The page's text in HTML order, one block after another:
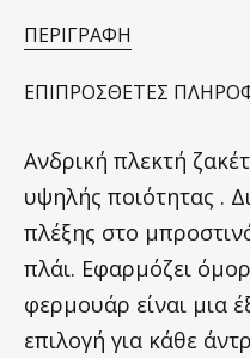
ΠΕΡΙΓΡΑΦΉ
ΕΠΙΠΡΌΣΘΕΤΕΣ
Ανδρική πλεκτή
υψηλής ποιότητας .
πλέξης στο
πλάι. Εφαρμόζει
φερμουάρ είναι μια
επιλογή για κάθε